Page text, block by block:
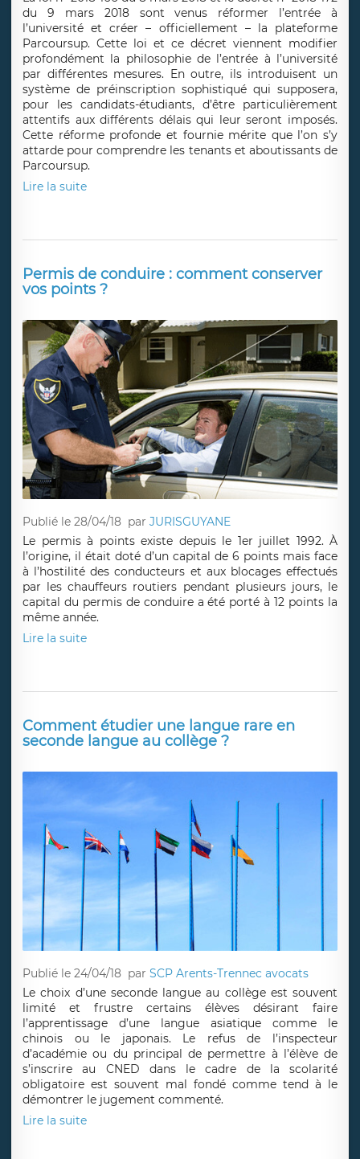
du 9 mars 2018 sont venus réformer l’entrée à
l’université et créer – officiellement – la plateforme
Parcoursup. Cette loi et ce décret viennent modifier
profondément la philosophie de l’entrée à l’université
par différentes mesures. En outre, ils introduisent un
système de préinscription sophistiqué qui supposera,
pour les candidats-étudiants, d’être particulièrement
attentifs aux différents délais qui leur seront imposés.
Cette réforme profonde et fournie mérite que l’on s’y
attarde pour comprendre les tenants et aboutissants de
Parcoursup.
Lire la suite
Permis de conduire : comment conserver
vos points ?
Publié le 28/04/18 parJURISGUYANE
Le permis à points existe depuis le 1er juillet 1992. À
l’origine, il était doté d’un capital de 6 points mais face
à l’hostilité des conducteurs et aux blocages effectués
par les chauffeurs routiers pendant plusieurs jours, le
capital du permis de conduire a été porté à 12 points la
même année.
Lire la suite
Comment étudier une langue rare en
seconde langue au collège ?
Publié le 24/04/18 parSCP Arents-Trennec avocats
Le choix d’une seconde langue au collège est souvent
limité et frustre certains élèves désirant faire
l’apprentissage d’une langue asiatique comme le
chinois ou le japonais. Le refus de l’inspecteur
d’académie ou du principal de permettre à l’élève de
s’inscrire au CNED dans le cadre de la scolarité
obligatoire est souvent mal fondé comme tend à le
démontrer le jugement commenté.
Lire la suite